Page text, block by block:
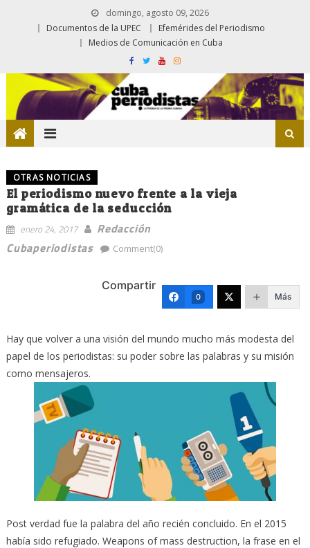
domingo, agosto 09, 2026
Documentos de la UPEC
Efemérides del Periodismo
Medios de Comunicación en Cuba
OTRAS NOTICIAS
El periodismo nuevo frente a la vieja
gramática de la seducción
enero 24, 2017
Redacción
Cubaperiodistas
Comment(0)
Compartir
0 Más
Hay que volver a una visión del mundo mucho más modesta del
papel de los periodistas: su poder sobre las palabras y su misión
como mensajeros.
Post verdad fue la palabra del año recién concluido. En el 2015
había sido refugiado. Weapons of mass destruction, la frase en el